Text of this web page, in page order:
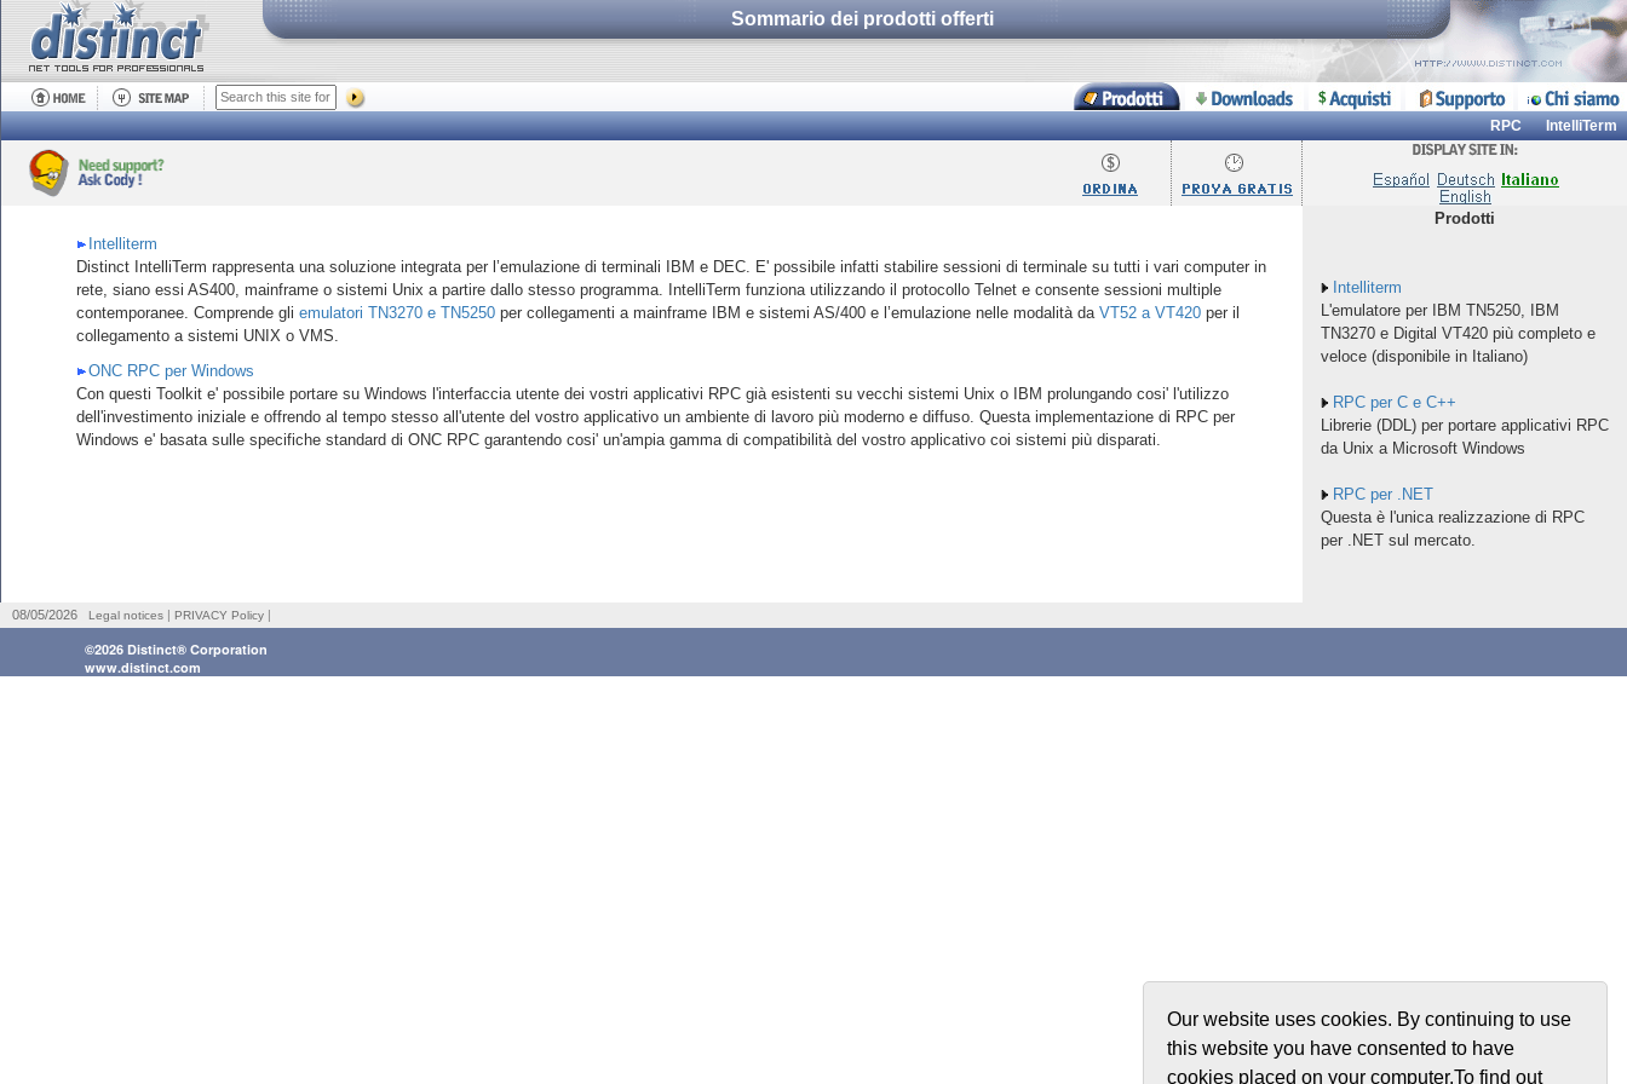
Our website uses cookies. By continuing to use
this website you have consented to have
cookies placed on your computer.To find out
Sommario dei prodotti offerti
RPC IntelliTerm
Intelliterm
Distinct IntelliTerm rappresenta una soluzione integrata per l’emulazione di terminali IBM e DEC. E' possibile infatti stabilire sessioni di terminale su tutti i vari computer in
rete, siano essi AS400, mainframe o sistemi Unix a partire dallo stesso programma. IntelliTerm funziona utilizzando il protocollo Telnet e consente sessioni multiple
contemporanee. Comprende gli emulatori TN3270 e TN5250per collegamenti a mainframe IBM e sistemi AS/400 e l’emulazione nelle modalità da VT52 a VT420per il
collegamento a sistemi UNIX o VMS.
ONC RPC per Windows
Con questi Toolkit e' possibile portare su Windows l'interfaccia utente dei vostri applicativi RPC già esistenti su vecchi sistemi Unix o IBM prolungando cosi' l'utilizzo
dell'investimento iniziale e offrendo al tempo stesso all'utente del vostro applicativo un ambiente di lavoro più moderno e diffuso. Questa implementazione di RPC per
Windows e' basata sulle specifiche standard di ONC RPC garantendo cosi' un'ampia gamma di compatibilità del vostro applicativo coi sistemi più disparati.
Prodotti
Intelliterm
L'emulatore per IBM TN5250, IBM
TN3270 e Digital VT420 più completo e
veloce (disponibile in Italiano)
RPC per C e C++
Librerie (DDL) per portare applicativi RPC
da Unix a Microsoft Windows
RPC per .NET
Questa è l'unica realizzazione di RPC
per .NET sul mercato.
08/05/2026 Legal notices | PRIVACY Policy |
©2026 Distinct® Corporation
www.distinct.com